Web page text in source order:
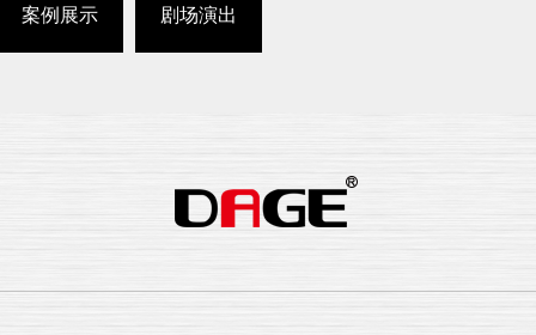
案例展示 剧场演出